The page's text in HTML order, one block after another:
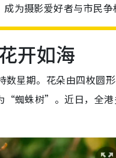
为摄影爱好者与市民争
开如海
星期。花朵由四枚圆
“蜘蛛树”。近日，全